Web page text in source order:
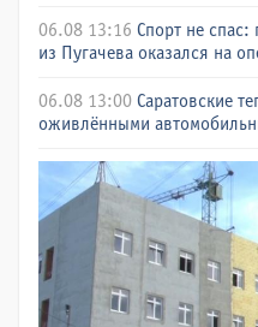
06.08 13:16 Спорт не спас:
из Пугачева оказался на
06.08 13:00 Саратовские
оживлёнными